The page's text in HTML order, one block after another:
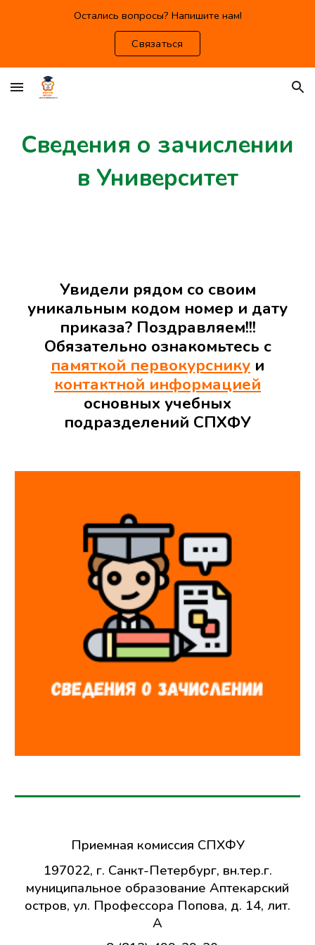
Остались вопросы? Напишите нам!
Связаться
Сведения о зачислении
в Университет
Увидели рядом со своим
уникальным кодом номер и дату
приказа? Поздравляем!!!
Обязательно ознакомьтесь с
памяткой первокурснику и
контактной информацией
основных учебных
подразделений СПХФУ
Приемная комиссия СПХФУ
197022, г. Санкт-Петербург, вн.тер.г.
муниципальное образование Аптекарский
остров, ул. Профессора Попова, д. 14, лит.
А